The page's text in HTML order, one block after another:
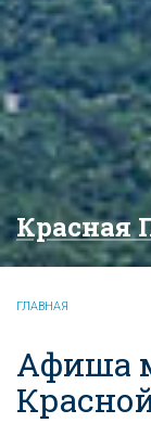
Красная
ГЛАВНАЯ
Афиша